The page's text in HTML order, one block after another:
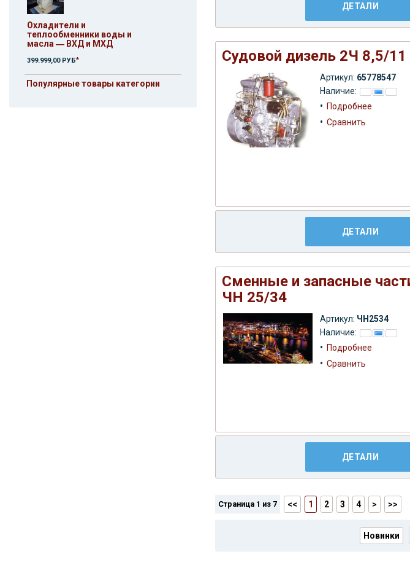
Охладители и
теплообменники воды и
масла ― ВХД и МХД
399.999,00 РУБ*
Популярные товары категории
ДЕТАЛИ
Судовой дизель 2Ч 8,5/11
Артикул: 65778547
Наличие:
• Подробнее
• Сравнить
ДЕТАЛИ
Сменные и запасные
ЧН 25/34
Артикул: ЧН2534
Наличие:
• Подробнее
• Сравнить
ДЕТАЛИ
Страница 1 из 7 << 1 2 3 4 > >>
Новинки